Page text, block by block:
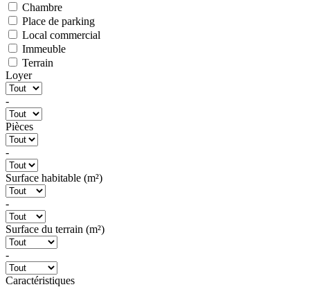
Chambre
Place de parking
Local commercial
Immeuble
Terrain
Loyer
-
Pièces
-
Surface habitable (m²)
-
Surface du terrain (m²)
-
Caractéristiques